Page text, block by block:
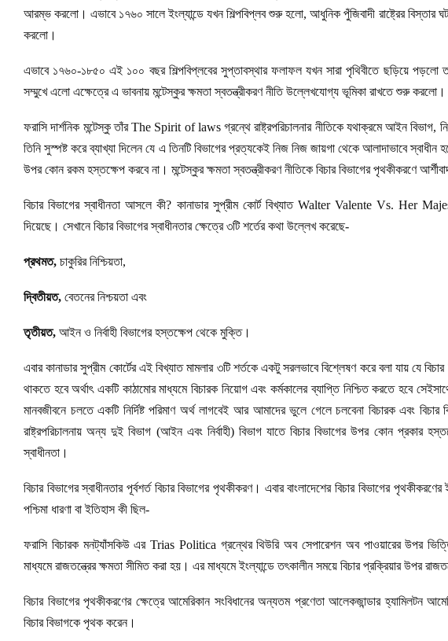
আরম্ভ করলো। এভাবে ১৭৬০ সালে ইংল্যান্ডে যখন শিল্পবিপ্লব শুরু হলো, আধুনিক পুঁজিবাদী রাষ্ট্রের
করলো।
এভাবে ১৭৬০-১৮৫০ এই ১০০ বছর শিল্পবিপ্লবের সুপ্তাবস্থার ফলাফল যখন সারা পৃথিবীতে ছড়িয়ে পড়লো
সম্মুখে এলো এক্ষেত্রে এ ভাবনায় মন্টেস্কুর ক্ষমতা স্বতন্ত্রীকরণ নীতি উল্লেখযোগ্য ভূমিকা রাখতে শুরু করলো।
ফরাসি দার্শনিক মন্টেস্কু তাঁর The Spirit of laws গ্রন্থে রাষ্ট্রপরিচালনার নীতিকে যথাক্রমে আইন বিভাগ,
তিনি সুস্পষ্ট করে ব্যাখ্যা দিলেন যে এ তিনটি বিভাগের প্রত্যকেই নিজ নিজ জায়গা থেকে আলাদাভাবে স্বাধীন
উপর কোন রকম হস্তক্ষেপ করবে না। মন্টেস্কুর ক্ষমতা স্বতন্ত্রীকরণ নীতিকে বিচার বিভাগের পৃথকীকরণে
বিচার বিভাগের স্বাধীনতা আসলে কী? কানাডার সুপ্রীম কোর্ট বিখ্যাত Walter Valente Vs. Her
দিয়েছে। সেখানে বিচার বিভাগের স্বাধীনতার ক্ষেত্রে ৩টি শর্তের কথা উল্লেখ করেছে-
প্রথমত, চাকুরির নিশ্চিয়তা,
দ্বিতীয়ত, বেতনের নিশ্চয়তা এবং
তৃতীয়ত, আইন ও নির্বাহী বিভাগের হস্তক্ষেপ থেকে মুক্তি।
এবার কানাডার সুপ্রীম কোর্টের এই বিখ্যাত মামলার ৩টি শর্তকে একটু সরলভাবে বিশ্লেষণ করে বলা যায় যে বিচার
থাকতে হবে অর্থাৎ একটি কাঠামোর মাধ্যমে বিচারক নিয়োগ এবং কর্মকালের ব্যাপ্তি নিশ্চিত করতে হবে
মানবজীবনে চলতে একটি নির্দিষ্ট পরিমাণ অর্থ লাগবেই আর আমাদের ভুলে গেলে চলবেনা বিচারক এবং
রাষ্ট্রপরিচালনায় অন্য দুই বিভাগ (আইন এবং নির্বাহী) বিভাগ যাতে বিচার বিভাগের উপর কোন প্রকার
স্বাধীনতা।
বিচার বিভাগের স্বাধীনতার পূর্বশর্ত বিচার বিভাগের পৃথকীকরণ। এবার বাংলাদেশের বিচার বিভাগের
পশ্চিমা ধারণা বা ইতিহাস কী ছিল-
ফরাসি বিচারক মনট্যাঁসকিউ এর Trias Politica গ্রন্থের থিউরি অব সেপারেশন অব পাওয়ারের উপর
মাধ্যমে রাজতন্ত্রের ক্ষমতা সীমিত করা হয়। এর মাধ্যমে ইংল্যান্ডে তৎকালীন সময়ে বিচার প্রক্রিয়ার উপর
বিচার বিভাগের পৃথকীকরণের ক্ষেত্রে আমেরিকান সংবিধানের অন্যতম প্রণেতা আলেকজান্ডার হ্যামিলটন
বিচার বিভাগকে পৃথক করেন।